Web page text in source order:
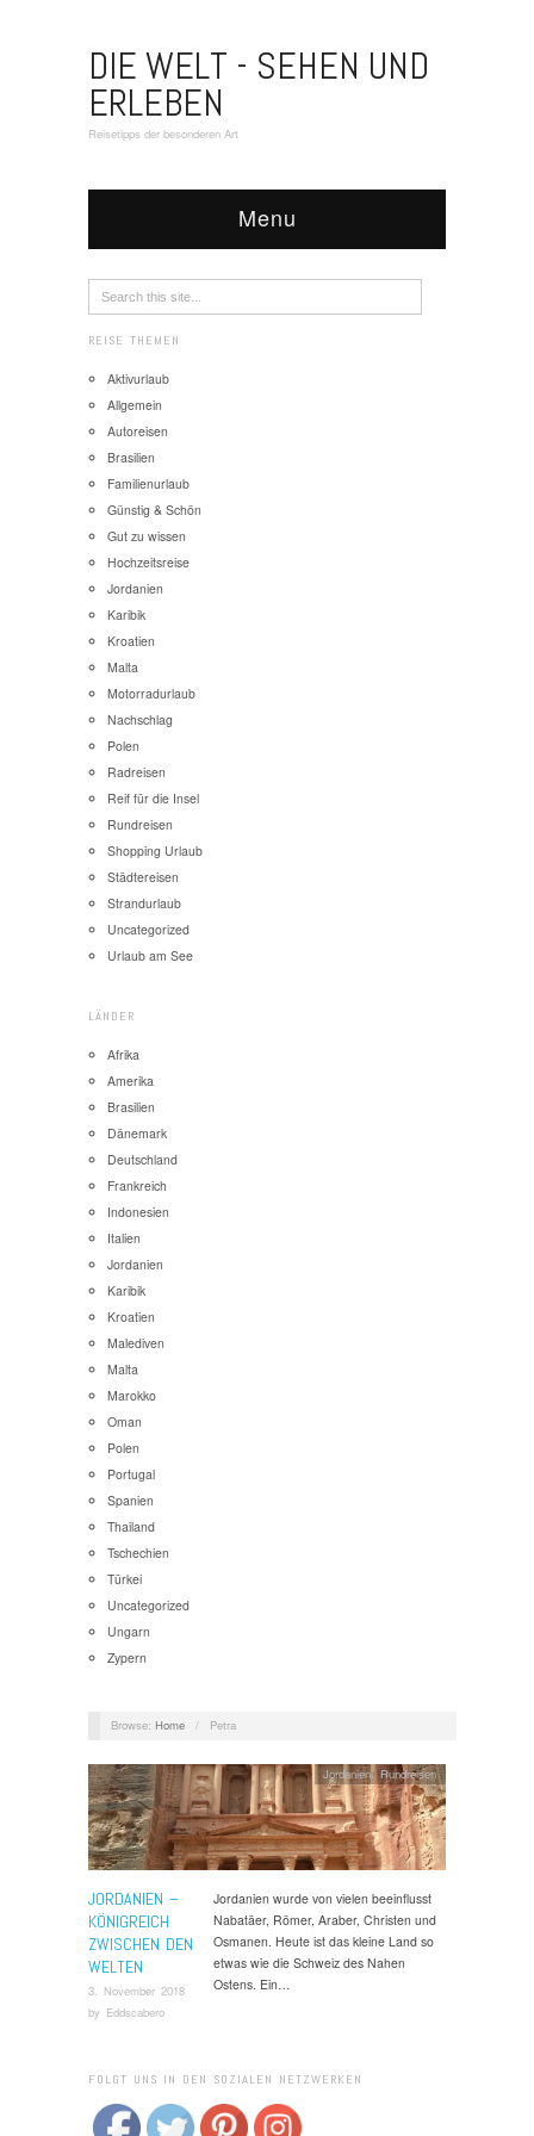
DIE WELT - SEHEN UND
ERLEBEN
Reisetipps der besonderen Art
Menu
REISE THEMEN
Aktivurlaub
Allgemein
Autoreisen
Brasilien
Familienurlaub
Günstig & Schön
Gut zu wissen
Hochzeitsreise
Jordanien
Karibik
Kroatien
Malta
Motorradurlaub
Nachschlag
Polen
Radreisen
Reif für die Insel
Rundreisen
Shopping Urlaub
Städtereisen
Strandurlaub
Uncategorized
Urlaub am See
LÄNDER
Afrika
Amerika
Brasilien
Dänemark
Deutschland
Frankreich
Indonesien
Italien
Jordanien
Karibik
Kroatien
Malediven
Malta
Marokko
Oman
Polen
Portugal
Spanien
Thailand
Tschechien
Türkei
Uncategorized
Ungarn
Zypern
Browse: Home / Petra
JORDANIEN –
KÖNIGREICH
ZWISCHEN DEN
WELTEN
3. November 2018
by Eddscabero
Jordanien,Rundreisen
Jordanien wurde von vielen beeinflusst
Nabatäer, Römer, Araber, Christen und
Osmanen. Heute ist das kleine Land so
etwas wie die Schweiz des Nahen
Ostens. Ein…
FOLGT UNS IN DEN SOZIALEN NETZWERKEN